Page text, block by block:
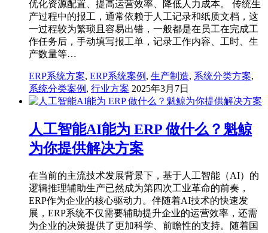
优化资源配置、提高运营效率、降低人力成本。 传统生
产过程中的报工，通常依赖于人工记录和纸质文档，这
一过程较为繁琐且容易出错，一般都是在员工在完成工
作任务后，手动填写报工单，记录工作内容、工时、生
产数量等…
ERP系统方案, ERP系统案例 , 生产制造, 系统分类方案,
系统分类案例 , 行业方案 2025年3月7日
人工智能AI能为 ERP 做什么？魁鲸
为你提供解决方案
在当前的主流技术发展背景下，基于人工智能（AI）的
逻辑推理辅助生产已然成为第四次工业革命的前奏，
ERP作为企业的核心驱动力。伴随着AI技术的快速发
展，ERP系统不仅需要辅助提升企业的运营效率，还需
为企业的决策提供了更加科学、前瞻性的支持。随着国